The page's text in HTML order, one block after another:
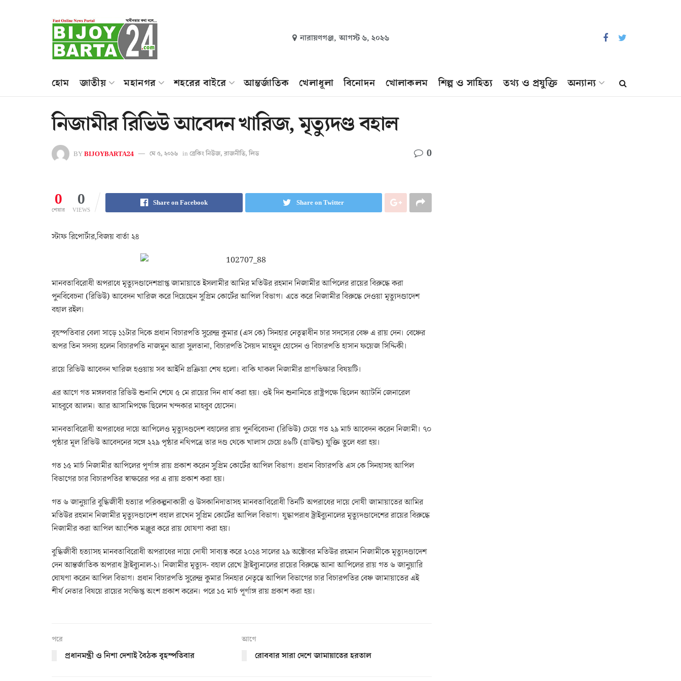
নারায়ণগঞ্জ, আগস্ট ৬, ২০২৬
হোম জাতীয় মহানগর শহরের বাইরে আন্তর্জাতিক খেলাধূলা বিনোদন খোলাকলম শিল্প ও সাহিত্য তথ্য ও প্রযুক্তি অন্যান্য
নিজামীর রিভিউ আবেদন খারিজ, মৃত্যুদণ্ড বহাল
BYBIJOYBARTA24 মে ৫, ২০১৬ in ব্রেকিং নিউজ, রাজনীতি, লিড 0
0
শেয়ার
0
VIEWS
Share on Facebook Share on Twitter
স্টাফ রিপোর্টার,বিজয় বার্তা ২৪
মানবতাবিরোধী অপরাধে মৃত্যুদণ্ডাদেশপ্রাপ্ত জামায়াতে ইসলামীর আমির মতিউর রহমান নিজামীর আপিলের রায়ের বিরুদ্ধে করা
পুনর্বিবেচনা (রিভিউ) আবেদন খারিজ করে দিয়েছেন সুপ্রিম কোর্টের আপিল বিভাগ। এতে করে নিজামীর বিরুদ্ধে দেওয়া মৃত্যুদণ্ডাদেশ
বহাল রইল।
বৃহস্পতিবার বেলা সাড়ে ১১টার দিকে প্রধান বিচারপতি সুরেন্দ্র কুমার (এস কে) সিনহার নেতৃত্বাধীন চার সদস্যের বেঞ্চ এ রায় দেন। বেঞ্চের
অপর তিন সদস্য হলেন বিচারপতি নাজমুন আরা সুলতানা, বিচারপতি সৈয়দ মাহমুদ হোসেন ও বিচারপতি হাসান ফয়েজ সিদ্দিকী।
রায়ে রিভিউ আবেদন খারিজ হওয়ায় সব আইনি প্রক্রিয়া শেষ হলো। বাকি থাকল নিজামীর প্রাণভিক্ষার বিষয়টি।
এর আগে গত মঙ্গলবার রিভিউ শুনানি শেষে ৫ মে রায়ের দিন ধার্য করা হয়। ওই দিন শুনানিতে রাষ্ট্রপক্ষে ছিলেন অ্যাটর্নি জেনারেল
মাহবুবে আলম। আর আসামিপক্ষে ছিলেন খন্দকার মাহবুব হোসেন।
মানবতাবিরোধী অপরাধের দায়ে আপিলেও মৃত্যুদণ্ডদেশ বহালের রায় পুনর্বিবেচনা (রিভিউ) চেয়ে গত ২৯ মার্চ আবেদন করেন নিজামী। ৭০
পৃষ্ঠার মূল রিভিউ আবেদনের সঙ্গে ২২৯ পৃষ্ঠার নথিপত্রে তার দণ্ড থেকে খালাস চেয়ে ৪৬টি (গ্রাউন্ড) যুক্তি তুলে ধরা হয়।
গত ১৫ মার্চ নিজামীর আপিলের পূর্ণাঙ্গ রায় প্রকাশ করেন সুপ্রিম কোর্টের আপিল বিভাগ। প্রধান বিচারপতি এস কে সিনহাসহ আপিল
বিভাগের চার বিচারপতির স্বাক্ষরের পর এ রায় প্রকাশ করা হয়।
গত ৬ জানুয়ারি বুদ্ধিজীবী হত্যার পরিকল্পনাকারী ও উসকানিদাতাসহ মানবতাবিরোধী তিনটি অপরাধের দায়ে দোষী জামায়াতের আমির
মতিউর রহমান নিজামীর মৃত্যুদণ্ডাদেশ বহাল রাখেন সুপ্রিম কোর্টের আপিল বিভাগ। যুদ্ধাপরাধ ট্রাইব্যুনালের মৃত্যুদণ্ডাদেশের রায়ের বিরুদ্ধে
নিজামীর করা আপিল আংশিক মঞ্জুর করে রায় ঘোষণা করা হয়।
বুদ্ধিজীবী হত্যাসহ মানবতাবিরোধী অপরাধের দায়ে দোষী সাব্যস্ত করে ২০১৪ সালের ২৯ অক্টোবর মতিউর রহমান নিজামীকে মৃত্যুদণ্ডাদেশ
দেন আন্তর্জাতিক অপরাধ ট্রাইব্যুনাল-১। নিজামীর মৃত্যুদ- বহাল রেখে ট্রাইব্যুনালের রায়ের বিরুদ্ধে আনা আপিলের রায় গত ৬ জানুয়ারি
ঘোষণা করেন আপিল বিভাগ। প্রধান বিচারপতি সুরেন্দ্র কুমার সিনহার নেতৃত্বে আপিল বিভাগের চার বিচারপতির বেঞ্চ জামায়াতের এই
শীর্ষ নেতার বিষয়ে রায়ের সংক্ষিপ্ত অংশ প্রকাশ করেন। পরে ১৫ মার্চ পূর্ণাঙ্গ রায় প্রকাশ করা হয়।
পরে
প্রধানমন্ত্রী ও নিশা দেশাই বৈঠক বৃহস্পতিবার
আগে
রোববার সারা দেশে জামায়াতের হরতাল